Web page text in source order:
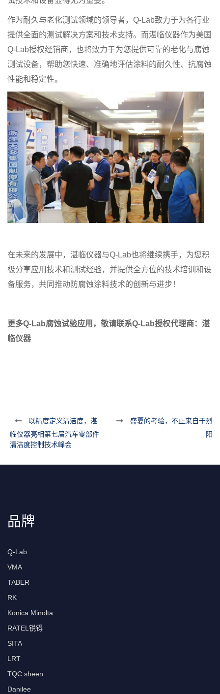
作为耐久与老化测试领域的领导者，Q-Lab致力于为各行业
提供全面的测试解决方案和技术支持。而湛临仪器作为美国
Q-Lab授权经销商，也将致力于为您提供可靠的老化与腐蚀
测试设备，帮助您快速、准确地评估涂料的耐久性、抗腐蚀
性能和稳定性。
在未来的发展中，湛临仪器与Q-Lab也将继续携手，为您积
极分享应用技术和测试经验，并提供全方位的技术培训和设
备服务，共同推动防腐蚀涂料技术的创新与进步！
更多Q-Lab腐蚀试验应用， 敬请联系Q-Lab授权代理商： 湛
临仪器
以精度定义清洁度，湛
临仪器亮相第七届汽车零部件
清洁度控制技术峰会
盛夏的考验，不止来自于烈
阳
品牌
Q-Lab
VMA
TABER
RK
Konica Minolta
RATEL锐锝
SITA
LRT
TQC sheen
Danilee